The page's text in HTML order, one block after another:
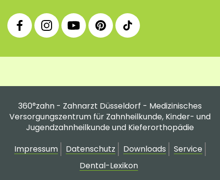
360°
Facebook
Fanpage
360°
Instagram
Praxis
360°
YouTube
Channel
360°
Pinterest
Profil
360°
tiktok
Profil
360°zahn - Zahnarzt Düsseldorf - Medizinisches
Versorgungszentrum für Zahnheilkunde, Kinder- und
Jugendzahnheilkunde und Kieferorthopädie
Impressum
Datenschutz Downloads
Service
Dental-Lexikon